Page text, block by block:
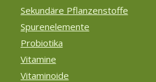
Sekundäre Pflanzenstoffe
Spurenelemente
Probiotika
Vitamine
Vitaminoide